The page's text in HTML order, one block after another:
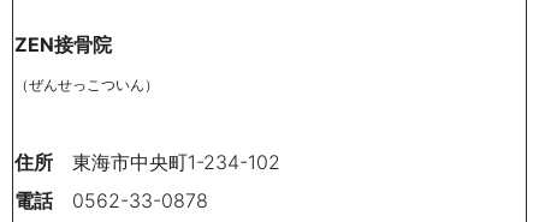
ZEN接骨院
（ぜんせっこついん）
住所 東海市中央町1-234-102
電話0562-33-0878